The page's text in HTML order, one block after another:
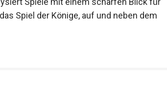
deren Artikel die Eleganz und
Spiele mit einem scharfen Blick für